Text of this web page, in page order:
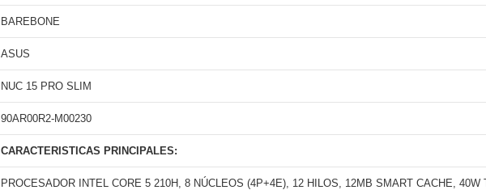
BAREBONE
ASUS
NUC 15 PRO SLIM
90AR00R2-M00230
CARACTERISTICAS PRINCIPALES:
PROCESADOR INTEL CORE 5 210H, 8 NÚCLEOS (4P+4E), 12 HILOS, 12MB SMART CACHE, 40W